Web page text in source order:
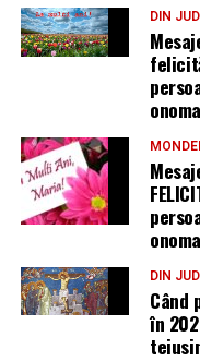
DIN
DIN
Când
în